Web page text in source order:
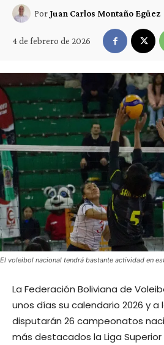
PorJuan Carlos Montaño Egüez
4 de febrero de 2026
El voleibol nacional tendrá bastante actividad en
La Federación Boliviana de
unos días su calendario 2026 y a
disputarán 26 campeonatos
más destacados la Liga Superior